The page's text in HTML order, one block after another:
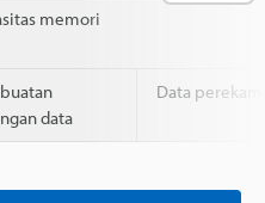
memori
data
Data